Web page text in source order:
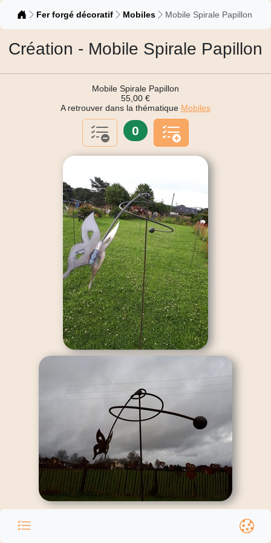
Catalogue
Fer forgé décoratif Mobiles Mobile Spirale Papillon
Création - Mobile Spirale Papillon
Mobile Spirale Papillon
55,00 €
A retrouver dans la thématique Mobiles
0